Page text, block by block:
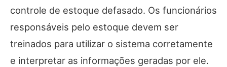
controle de estoque defasado. Os funcionários
responsáveis pelo estoque devem ser
treinados para utilizar o sistema corretamente
e interpretar as informações geradas por ele.